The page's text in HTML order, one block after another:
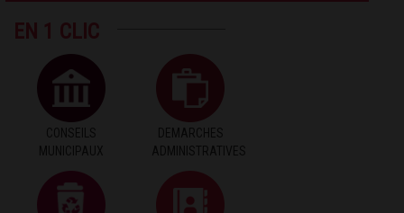
EN 1 CLIC
CONSEILS
MUNICIPAUX
DEMARCHES
ADMINISTRATIVES